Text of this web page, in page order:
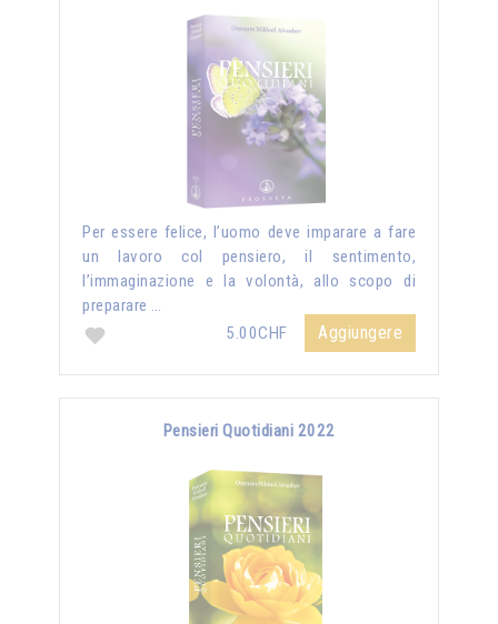
Per essere felice, l’uomo deve imparare a fare
un lavoro col pensiero, il sentimento,
l’immaginazione e la volontà, allo scopo di
preparare …
5.00CHF
Aggiungere
Pensieri Quotidiani 2022